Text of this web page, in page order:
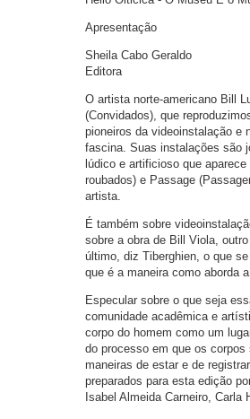
Apresentação
Sheila Cabo Geraldo
Editora
O artista norte-americano Bill
(Convidados), que
pioneiros da videoinstalação e
fascina. Suas instalações são
lúdico e artificioso que
roubados) e Passage
artista.
É também sobre
sobre a obra de Bill Viola,
último, diz Tiberghien, o que
que é a maneira como aborda
Especular sobre o que seja
comunidade acadêmica e
corpo do homem como um
do processo em que os
maneiras de estar e de
preparados para esta edição
Isabel Almeida Carneiro,